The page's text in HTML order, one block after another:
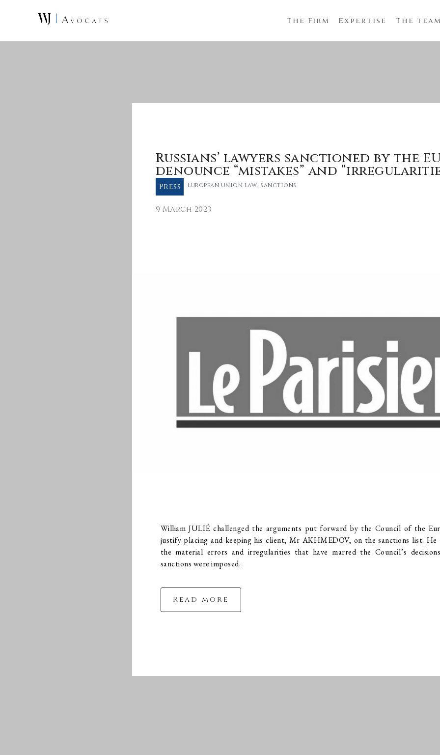
The Firm Expertise The
Russians’ lawyers sanctioned by the
denounce “mistakes” and
Press European Union law, sanctions
9 March 2023
William JULIÉ challenged the arguments put forward by the Council of the
justify placing and keeping his client, Mr AKHMEDOV, on the sanctions list. He
the material errors and irregularities that have marred the Council’s
sanctions were imposed.
Read more